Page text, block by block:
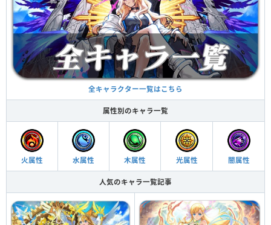
全キャラクター一覧はこちら
属性別のキャラ一覧
火属性 水属性 木属性 光属性 闇属性
人気のキャラ一覧記事